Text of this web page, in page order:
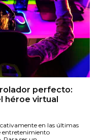
perfecto:
héroe virtual
en las últimas
entretenimiento